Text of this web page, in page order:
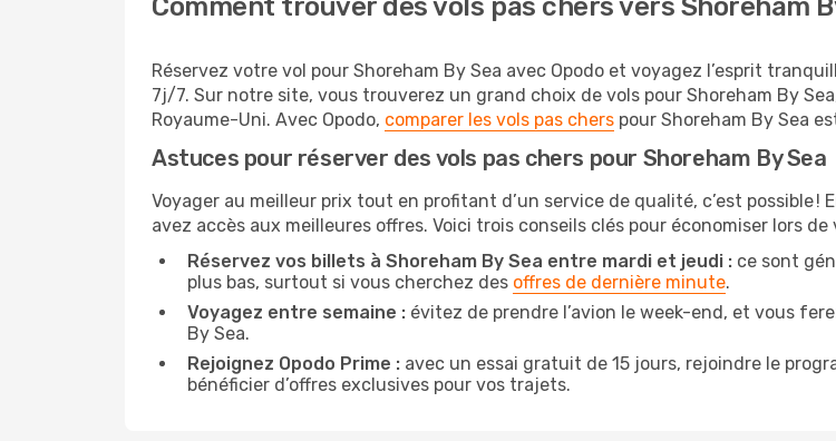
Comment trouver des vols pas chers vers Shoreham
Réservez votre vol pour Shoreham By Sea avec Opodo et voyagez l’esprit
7j/7. Sur notre site, vous trouverez un grand choix de vols pour Shoreham By
Royaume-Uni. Avec Opodo, comparer les vols pas chers pour Shoreham By Sea
Astuces pour réserver des vols pas chers pour Shoreham By Sea
Voyager au meilleur prix tout en profitant d’un service de qualité, c’est possible !
avez accès aux meilleures offres. Voici trois conseils clés pour économiser lors
Réservez vos billets à Shoreham By Sea entre mardi et jeudi : ce sont
plus bas, surtout si vous cherchez des offres de dernière minute.
Voyagez entre semaine : évitez de prendre l’avion le week-end, et vous
By Sea.
Rejoignez Opodo Prime : avec un essai gratuit de 15 jours, rejoindre le
bénéficier d’offres exclusives pour vos trajets.